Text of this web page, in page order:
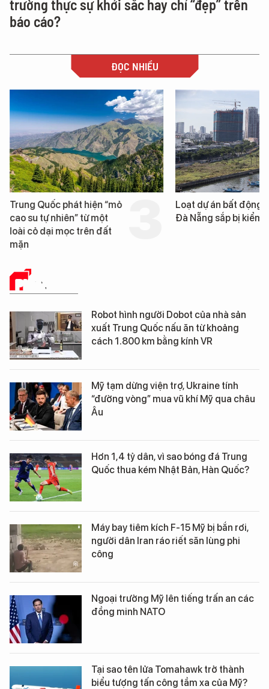
trường thực sự khởi sắc hay chỉ “đẹp” trên
báo cáo?
ĐỌC NHIỀU
Trung Quốc phát hiện “mỏ
cao su tự nhiên” từ một
loài cỏ dại mọc trên đất
mặn
Loạt dự án bất động
Đà Nẵng sắp bị kiểm
PHÂN TÍCH
Robot hình người Dobot của nhà sản
xuất Trung Quốc nấu ăn từ khoảng
cách 1.800 km bằng kính VR
Mỹ tạm dừng viện trợ, Ukraine tính
“đường vòng” mua vũ khí Mỹ qua châu
Âu
Hơn 1,4 tỷ dân, vì sao bóng đá Trung
Quốc thua kém Nhật Bản, Hàn Quốc?
Máy bay tiêm kích F-15 Mỹ bị bắn rơi,
người dân Iran ráo riết săn lùng phi
công
Ngoại trưởng Mỹ lên tiếng trấn an các
đồng minh NATO
Tại sao tên lửa Tomahawk trở thành
biểu tượng tấn công tầm xa của Mỹ?